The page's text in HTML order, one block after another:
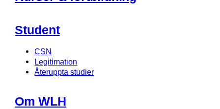
Student
CSN
Legitimation
Återuppta studier
Om WLH